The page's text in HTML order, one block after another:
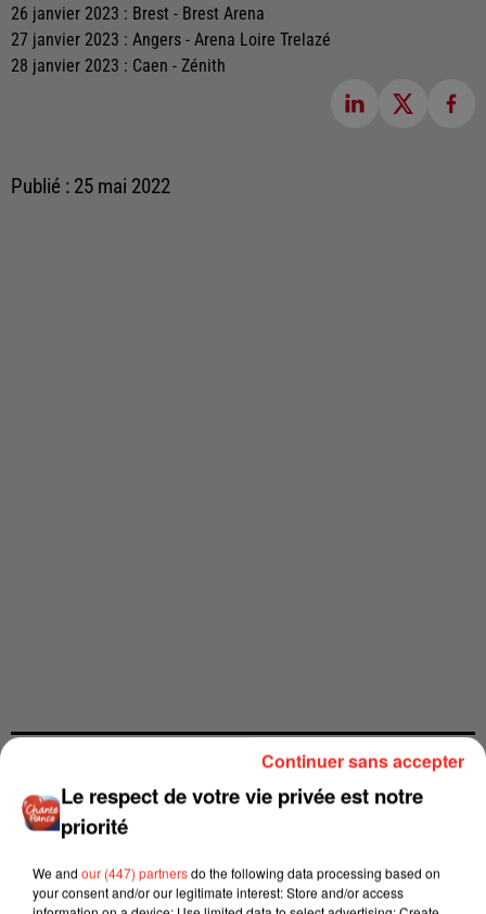
26 janvier 2023 : Brest - Brest Arena
27 janvier 2023 : Angers - Arena Loire Trelazé
28 janvier 2023 : Caen - Zénith
Publié : 25 mai 2022
Le respect de votre vie privée est notre
priorité
We and our (447) partnersdo the following data processing based on
your consent and/or our legitimate interest: Store and/or access
Continuer sans accepter